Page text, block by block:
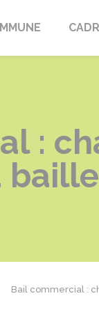
:
Bail commercial :